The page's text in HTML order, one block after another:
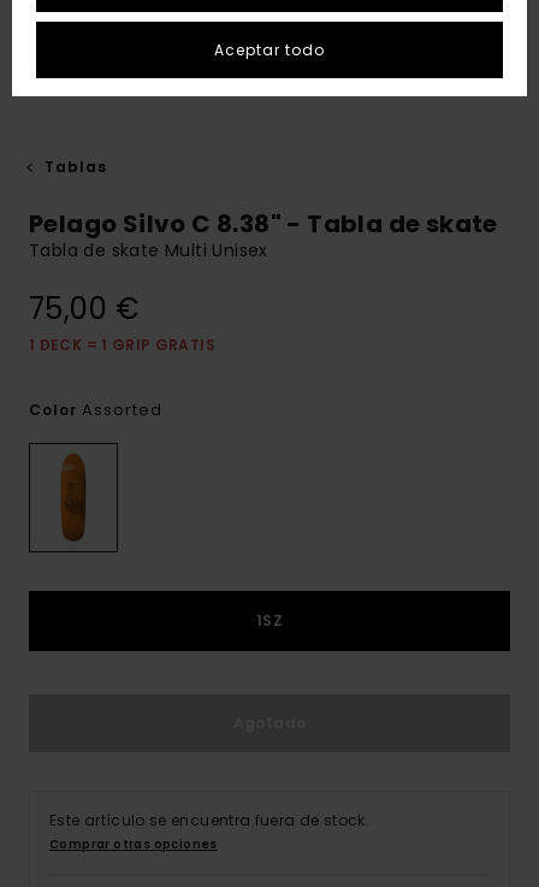
Tablas
Pelago Silvo C 8.38" - Tabla de skate
Tabla de skate Multi Unisex
75,00 €
1 DECK = 1 GRIP GRATIS
Color Assorted
1SZ
Este artículo se encuentra fuera de stock.
Comprar otras opciones
Aceptar todo